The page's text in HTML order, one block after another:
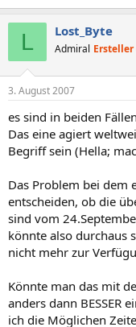
L Lost_Byte
Admiral Ersteller
3. August 2007
es sind in beiden
Das eine agiert
Begriff sein (Hella;
Das Problem bei dem
entscheiden, ob die
sind vom
könnte also durchaus
nicht mehr zur
Könnte man das mit
anders dann BESSER
ich die Möglichen